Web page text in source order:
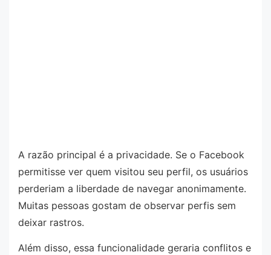
A razão principal é a privacidade. Se o Facebook
permitisse ver quem visitou seu perfil, os usuários
perderiam a liberdade de navegar anonimamente.
Muitas pessoas gostam de observar perfis sem
deixar rastros.
Além disso, essa funcionalidade geraria conflitos e